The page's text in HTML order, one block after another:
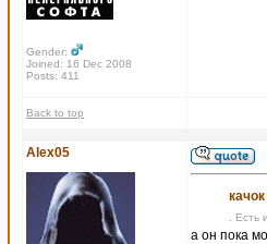
Gender:
Joined: 16 Dec 2008
Posts: 411
Back to top
Alex05
.
а он пока